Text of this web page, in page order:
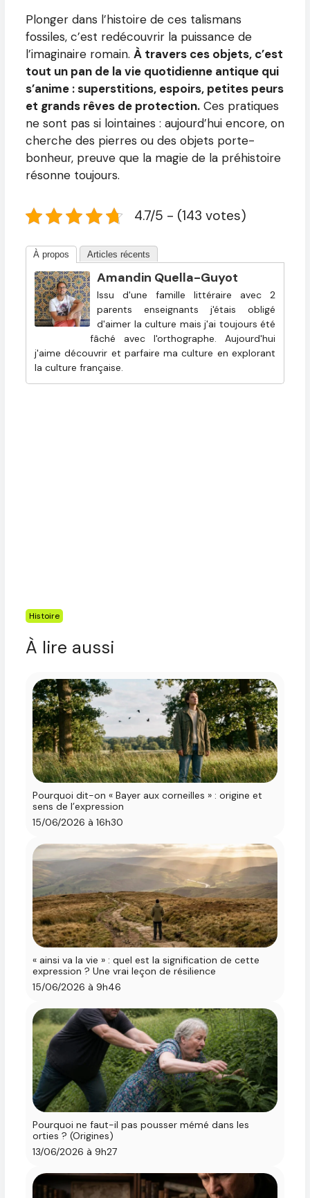
Plonger dans l’histoire de ces talismans
fossiles, c’est redécouvrir la puissance de
l’imaginaire romain. À travers ces objets, c’est
tout un pan de la vie quotidienne antique qui
s’anime : superstitions, espoirs, petites peurs
et grands rêves de protection. Ces pratiques
ne sont pas si lointaines : aujourd’hui encore, on
cherche des pierres ou des objets porte-
bonheur, preuve que la magie de la préhistoire
résonne toujours.
4.7/5 - (143 votes)
À propos Articles récents
Amandin Quella-Guyot
Issu d'une famille littéraire avec 2
parents enseignants j'étais obligé
d'aimer la culture mais j'ai toujours été
fâché avec l'orthographe. Aujourd'hui
j'aime découvrir et parfaire ma culture en explorant
la culture française.
Étiquettes
Histoire
À lire aussi
Pourquoi dit-on « Bayer aux corneilles » : origine et
sens de l’expression
15/06/2026 à 16h30
« ainsi va la vie » : quel est la signification de cette
expression ? Une vrai leçon de résilience
15/06/2026 à 9h46
Pourquoi ne faut-il pas pousser mémé dans les
orties ? (Origines)
13/06/2026 à 9h27